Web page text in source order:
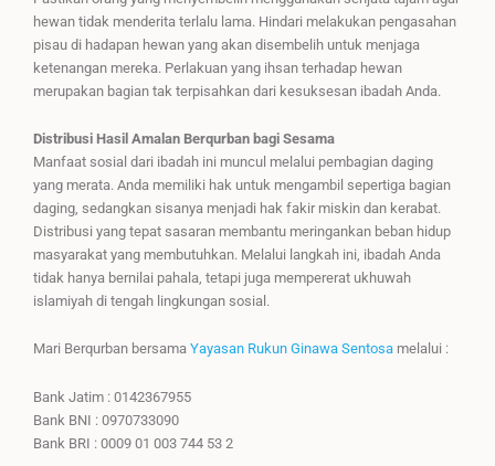
hewan tidak menderita terlalu lama. Hindari melakukan pengasahan
pisau di hadapan hewan yang akan disembelih untuk menjaga
ketenangan mereka. Perlakuan yang ihsan terhadap hewan
merupakan bagian tak terpisahkan dari kesuksesan ibadah Anda.
Distribusi Hasil Amalan Berqurban bagi Sesama
Manfaat sosial dari ibadah ini muncul melalui pembagian daging
yang merata. Anda memiliki hak untuk mengambil sepertiga bagian
daging, sedangkan sisanya menjadi hak fakir miskin dan kerabat.
Distribusi yang tepat sasaran membantu meringankan beban hidup
masyarakat yang membutuhkan. Melalui langkah ini, ibadah Anda
tidak hanya bernilai pahala, tetapi juga mempererat ukhuwah
islamiyah di tengah lingkungan sosial.
Mari Berqurban bersama Yayasan Rukun Ginawa Sentosa melalui :
Bank Jatim : 0142367955
Bank BNI : 0970733090
Bank BRI : 0009 01 003 744 53 2